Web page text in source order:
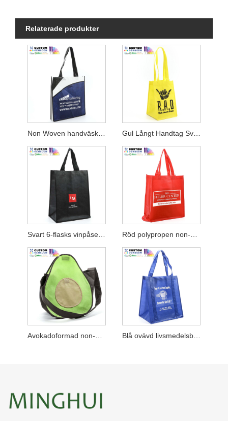
Relaterade produkter
Non Woven handväska för Corporation
Svart 6-flasks vinpåse med avdelare